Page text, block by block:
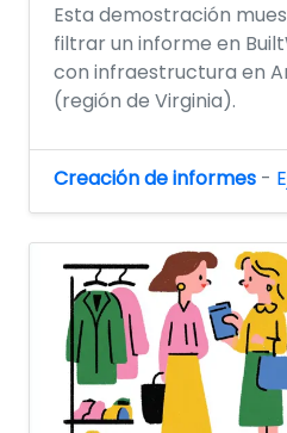
Esta demostración
filtrar un informe en
con infraestructura en
(región de Virginia).
Creación de informes -